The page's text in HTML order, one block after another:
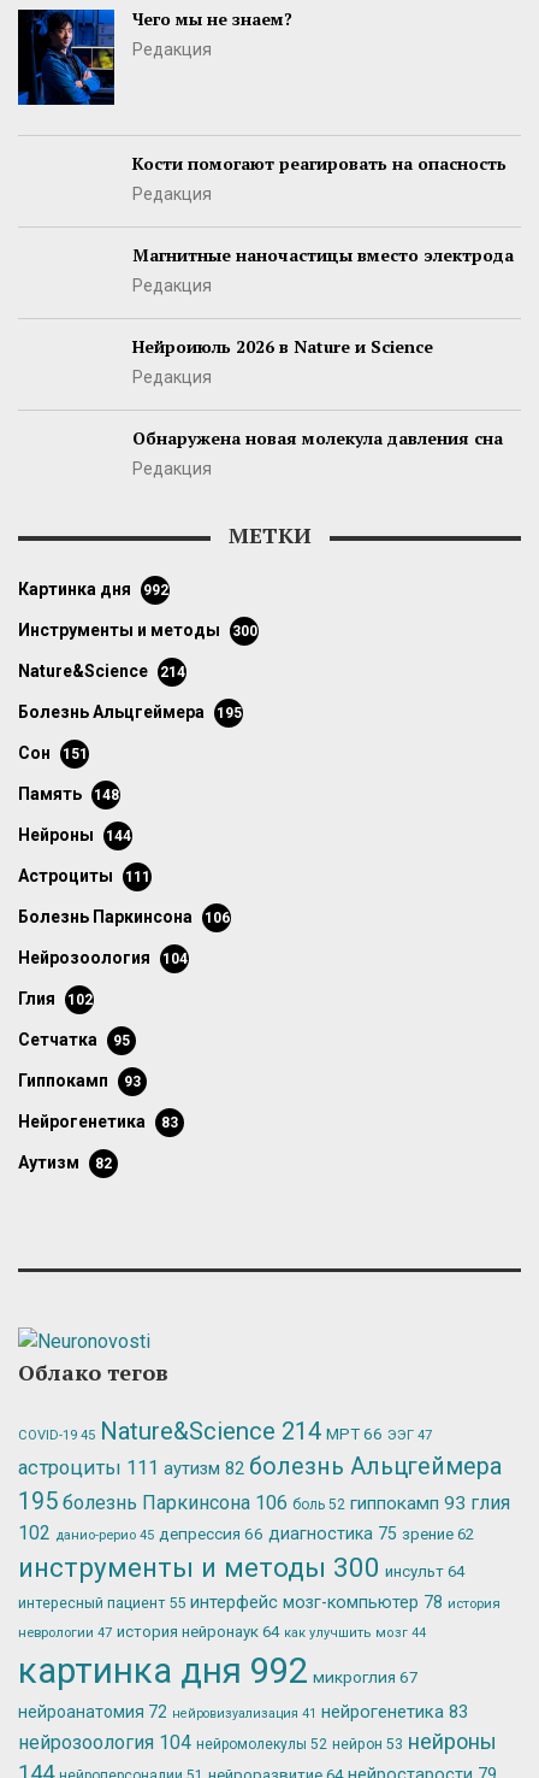
Чего мы не знаем?
Редакция
Кости помогают реагировать на опасность
Редакция
Магнитные наночастицы вместо электрода
Редакция
Нейроиюль 2026 в Nature и Science
Редакция
Обнаружена новая молекула давления сна
Редакция
МЕТКИ
картинка дня 992
инструменты и методы 300
Nature&Science 214
болезнь Альцгеймера 195
сон 151
память 148
нейроны 144
астроциты 111
болезнь Паркинсона 106
нейрозоология 104
глия 102
сетчатка 95
гиппокамп 93
нейрогенетика 83
аутизм 82
Облако тегов
COVID-19 45 Nature&Science 214 МРТ66 ЭЭГ 47
астроциты 111 аутизм 82 болезнь Альцгеймера
195 болезнь Паркинсона 106 боль 52 гиппокамп 93 глия
102 данио-рерио 45 депрессия 66 диагностика 75 зрение 62
инструменты и методы 300 инсульт 64
интересный пациент 55 интерфейс мозг-компьютер 78 история
неврологии 47 история нейронаук 64 как улучшить мозг 44
картинка дня 992 микроглия 67
нейроанатомия 72 нейровизуализация 41 нейрогенетика 83
нейрозоология 104 нейромолекулы 52 нейрон 53 нейроны
144